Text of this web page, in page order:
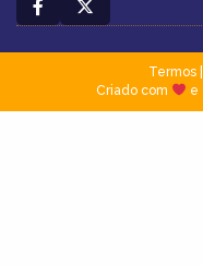
Termos|
Criado com
e